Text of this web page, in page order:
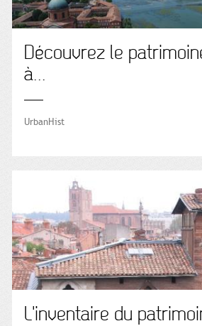
Découvrez le
à...
UrbanHist
L'inventaire du